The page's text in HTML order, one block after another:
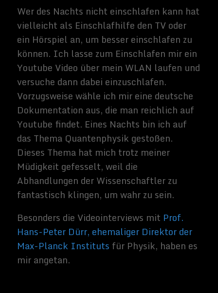
Der Schüler Werner Heisenbergs
und
Edwad Tellers, hat wie kein anderer die
Quantenphysik erforscht und fordert einen
radikalen Wandel in der
Naturwissenschaft, weg vom einsteinschen
Materialismus hin zu einen vernetzt
abhängigen Verständnis der Natur.
Sein Verständnis der Quantenphysik weckt
in mir den Eindruck derplatonischen
Ideenlehre
geronnene Energie postuliert, ist Dürr der
Ansicht, dass die Idee und die Information,
die Form der Energie und Materie bestimmt.
So zumindest ist mein Verständnis seiner
Ausführungen.
Es klingt für den Einsteiger, die sich nur auf
Laienbasis mit diesem Thema beschäftigen,
alles zunächst ein wenig wirr und
manchmal auch ein wenig verschroben.
Unschärferelation, die in der klassischen
Physik als Faktum anerkannt ist, ist
gleichzeitig für sehr viele Physiker ein
Buch mit sieben Siegeln. Albert Einstein
hat einmal dazu den berühmten Satz